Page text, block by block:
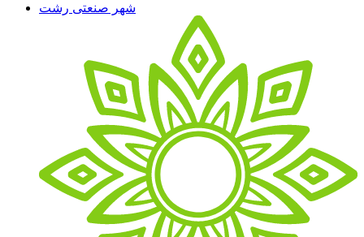
شهر صنعتی رشت